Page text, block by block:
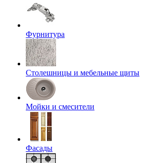
Фурнитура
Столешницы и мебельные щиты
Мойки и смесители
Фасады